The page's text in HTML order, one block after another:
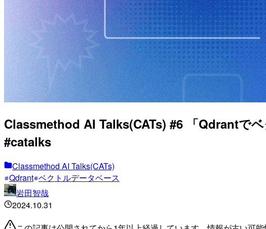
Classmethod AI Talks(CATs) #6 「Qdrantで
#catalks
Classmethod AI Talks(CATs)
Qdrant ベクトルデータベース
岩田智哉
2024.10.31